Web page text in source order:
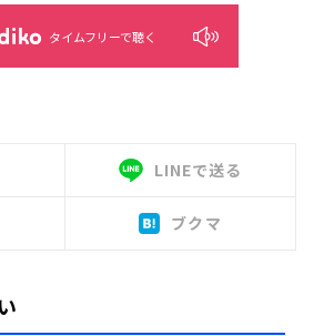
タイムフリーで聴く
LINEで送る
ブクマ